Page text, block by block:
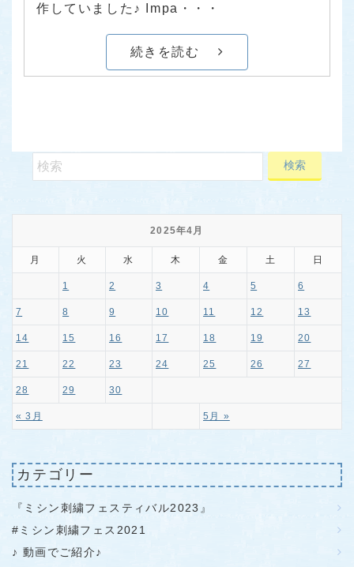
作していました♪ Impa・・・
続きを読む
2025年4月
月 火 水 木 金 土 日
« 3月 5月 »
1 2 3 4 5 6
7 8 9 10 11 12 13
14 15 16 17 18 19 20
21 22 23 24 25 26 27
28 29 30
カテゴリー
『ミシン刺繍フェスティバル2023』
#ミシン刺繍フェス2021
♪ 動画でご紹介♪